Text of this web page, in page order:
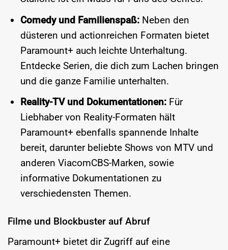
Comedy und Familienspaß:Neben den
düsteren und actionreichen Formaten bietet
Paramount+ auch leichte Unterhaltung.
Entdecke Serien, die dich zum Lachen bringen
und die ganze Familie unterhalten.
Reality-TV und Dokumentationen:Für
Liebhaber von Reality-Formaten hält
Paramount+ ebenfalls spannende Inhalte
bereit, darunter beliebte Shows von MTV und
anderen ViacomCBS-Marken, sowie
informative Dokumentationen zu
verschiedensten Themen.
Filme und Blockbuster auf Abruf
Paramount+ bietet dir Zugriff auf eine